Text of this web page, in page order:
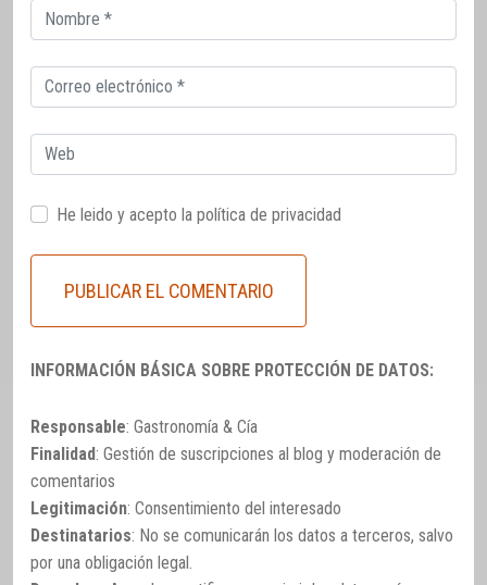
Correo
electrónico
Correo
electrónico
Web
He leido y acepto la política de privacidad
INFORMACIÓN BÁSICA SOBRE PROTECCIÓN DE DATOS:
Responsable: Gastronomía & Cía
Finalidad: Gestión de suscripciones al blog y moderación de
comentarios
Legitimación: Consentimiento del interesado
Destinatarios: No se comunicarán los datos a terceros, salvo
por una obligación legal.